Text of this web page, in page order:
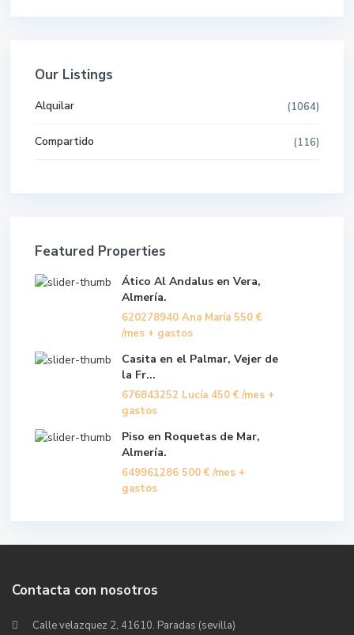
Our Listings
Alquilar (1064)
Compartido (116)
Featured Properties
Ático Al Andalus en Vera,
Almería.
620278940 Ana María 550 €
/mes + gastos
Casita en el Palmar, Vejer de
la Fr...
676843252 Lucía 450 € /mes +
gastos
Piso en Roquetas de Mar,
Almería.
649961286 500 € /mes +
gastos
Contacta con nosotros
Calle velazquez 2, 41610. Paradas (sevilla)